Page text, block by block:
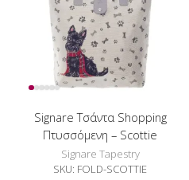
Signare Τσάντα Shopping
Πτυσσόμενη – Scottie
Signare Tapestry
SKU: FOLD-SCOTTIE